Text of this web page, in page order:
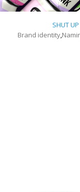
SHUT
Brand identity,